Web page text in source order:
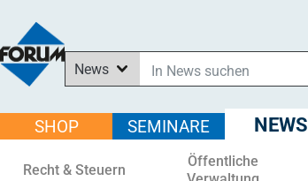
News
In Downloads suchen
Im Shop suchen
In Seminaren suchen
SHOP SEMINARE NEWS
Recht & Steuern
Öffentliche